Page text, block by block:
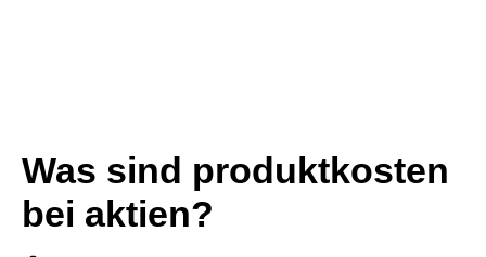
Was sind produktkosten
bei aktien?